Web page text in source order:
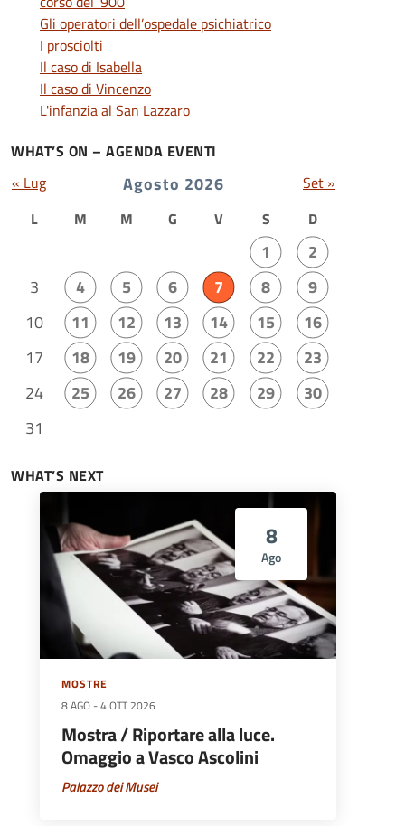
Gli operatori dell’ospedale psichiatrico
I prosciolti
Il caso di Isabella
Il caso di Vincenzo
L'infanzia al San Lazzaro
WHAT’S ON – AGENDA EVENTI
Agosto 2026
L M M G V S D
1
2
3
4 5 6 7 8
9
10
11 12 13 14 15
16
17
18 19 20 21 22
23
24
25 26 27 28 29
30
31
« Lug Set »
WHAT’S NEXT
8
Ago
MOSTRE
8 AGO -4 OTT 2026
Mostra / Riportare alla luce.
Omaggio a Vasco Ascolini
Palazzo dei Musei